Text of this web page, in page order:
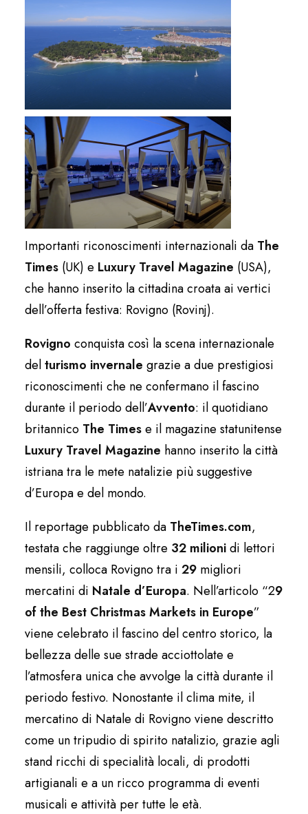
Importanti riconoscimenti internazionali da The
Times (UK) e Luxury Travel Magazine (USA),
che hanno inserito la cittadina croata ai vertici
dell’offerta festiva: Rovigno (Rovinj).
Rovigno conquista così la scena internazionale
delturismo invernale grazie a due prestigiosi
riconoscimenti che ne confermano il fascino
durante il periodo dell’Avvento: il quotidiano
britannico The Timese il magazine statunitense
Luxury Travel Magazine hanno inserito la città
istriana tra le mete natalizie più suggestive
d’Europa e del mondo.
Il reportage pubblicato da TheTimes.com,
testata che raggiunge oltre 32 milionidi lettori
mensili, colloca Rovigno tra i 29 migliori
mercatini di Natale d’Europa. Nell’articolo “29
of the Best Christmas Markets in Europe”
viene celebrato il fascino del centro storico, la
bellezza delle sue strade acciottolate e
l’atmosfera unica che avvolge la città durante il
periodo festivo. Nonostante il clima mite, il
mercatino di Natale di Rovigno viene descritto
come un tripudio di spirito natalizio, grazie agli
stand ricchi di specialità locali, di prodotti
artigianali e a un ricco programma di eventi
musicali e attività per tutte le età.